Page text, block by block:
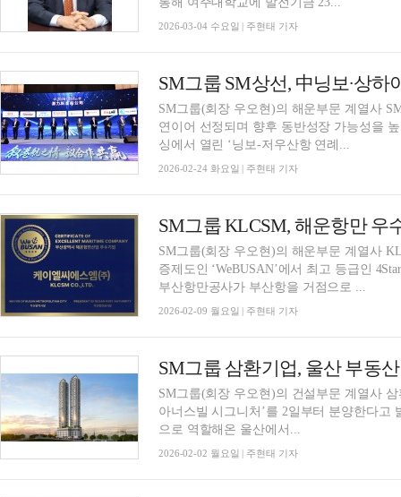
2026-03-04 수요일 | 주현태 기자
SM그룹 SM상선, 中닝보∙상
SM그룹(회장 우오현)의 해운부문 계열사
연이어 선정되며 향후 동반성장 가능성을
싱에서 열린 ‘닝보-저우산항 연례...
2026-02-24 화요일 | 주현태 기자
SM그룹(회장 우오현)의 해운부문 계열사
증제도인 ‘WeBUSAN’에서 최고 등급인
부산항만공사가 부산항을 거점으로 ...
2026-02-09 월요일 | 주현태 기자
SM그룹(회장 우오현)의 건설부문 계열사
아너스빌 시그니처’를 2일부터 분양한다고 밝혔다. 자동차, 조선 등 우리나라
으로 역할해온 울산에서...
2026-02-02 월요일 | 주현태 기자